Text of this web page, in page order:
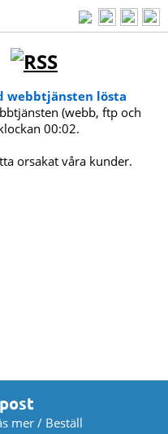
webbtjänsten lösta
(webb, ftp och
00:02.
orsakat våra kunder.
mer / Beställ